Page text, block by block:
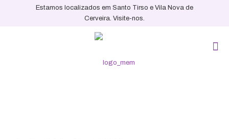
Estamos localizados em Santo Tirso e Vila Nova de
Cerveira. Visite-nos.